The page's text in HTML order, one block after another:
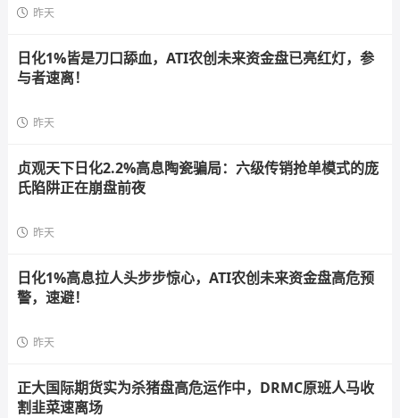
昨天
日化1%皆是刀口舔血，ATI农创未来资金盘已亮红灯，参
与者速离！
昨天
贞观天下日化2.2%高息陶瓷骗局：六级传销抢单模式的庞
氏陷阱正在崩盘前夜
昨天
日化1%高息拉人头步步惊心，ATI农创未来资金盘高危预
警，速避！
昨天
正大国际期货实为杀猪盘高危运作中，DRMC原班人马收
割韭菜速离场